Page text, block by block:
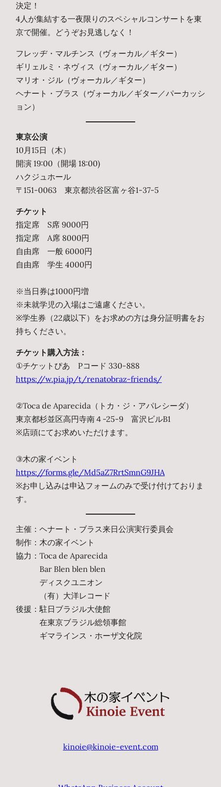
決定！
4人が集結する一夜限りのスペシャルコンサートを東
京で開催。どうぞお見逃しなく！
フレッヂ・マルチンス（ヴォーカル／ギター）
ギリェルミ・ネヴィス（ヴォーカル／ギター）
マリオ・ジル（ヴォーカル／ギター）
ヘナート・ブラス（ヴォーカル／ギター／パーカッシ
ョン）
東京公演
10月15日（木）
開演 19:00（開場 18:00)
ハクジュホール
〒151-0063 東京都渋谷区富ヶ谷1-37-5
チケット
指定席 S席 9000円
指定席 A席 8000円
自由席 一般 6000円
自由席 学生 4000円
※当日券は1000円増
※未就学児の入場はご遠慮ください。
※学生券（22歳以下）をお求めの方は身分証明書をお
持ちください。
チケット購入方法：
①チケットぴあ Pコード 330-888
https://w.pia.jp/t/renatobraz-friends/
②Toca de Aparecida（トカ・ジ・アパレシーダ）
東京都杉並区高円寺南４-25-9 富沢ビルB1
※店頭にてお求めいただけます。
③木の家イベント
https://forms.gle/Md5aZ7RrtSmnG9JHA
※お申し込みは申込フォームのみで受け付けておりま
す。
主催：ヘナート・ブラス来日公演実行委員会
制作：木の家イベント
協力：Toca de Aparecida
Bar Blen blen blen
ディスクユニオン
（有）大洋レコード
後援：駐日ブラジル大使館
在東京ブラジル総領事館
ギマラインス・ホーザ文化院
kinoie@kinoie-event.com